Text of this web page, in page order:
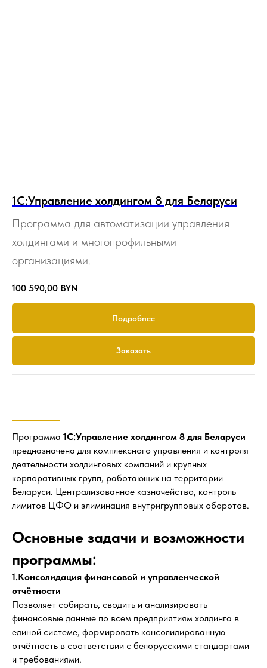
1С:Управление холдингом 8 для Беларуси
Программа для автоматизации управления
холдингами и многопрофильными
организациями.
100 590,00 BYN
Подробнее
Заказать
Программа 1С:Управление холдингом 8 для Беларуси
предназначена для комплексного управления и контроля
деятельности холдинговых компаний и крупных
корпоративных групп, работающих на территории
Беларуси. Централизованное казначейство, контроль
лимитов ЦФО и элиминация внутригрупповых оборотов.
Основные задачи и возможности
программы:
1.Консолидация финансовой и управленческой
отчётности
Позволяет собирать, сводить и анализировать
финансовые данные по всем предприятиям холдинга в
единой системе, формировать консолидированную
отчётность в соответствии с белорусскими стандартами
и требованиями.